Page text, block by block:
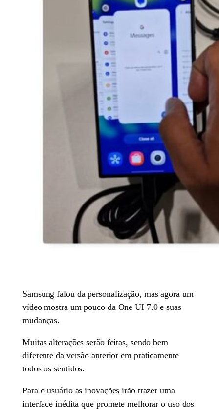
Samsung falou da personalização, mas agora um
vídeo mostra um pouco da One UI 7.0 e suas
mudanças.
Muitas alterações serão feitas, sendo bem
diferente da versão anterior em praticamente
todos os sentidos.
Para o usuário as inovações irão trazer uma
interface inédita que promete melhorar o uso dos